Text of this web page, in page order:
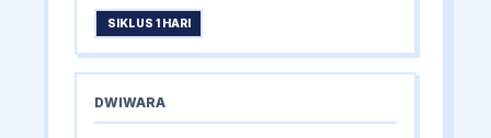
SIKLUS 1 HARI
DWIWARA